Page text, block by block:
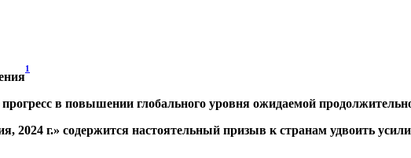
1
в повышении глобального уровня ожидаемой
2024 г.» содержится настоятельный призыв к странам удвоить